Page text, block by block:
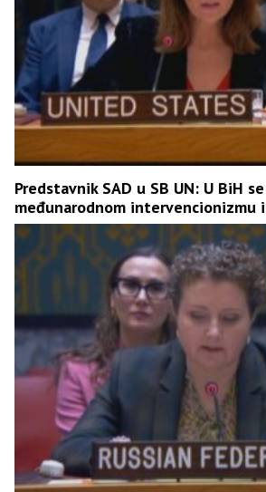
Predstavnik SAD u SB UN: U BiH
međunarodnom